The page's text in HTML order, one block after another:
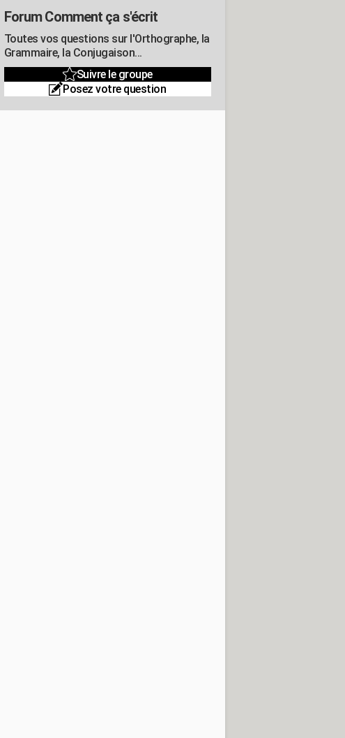
Forum Comment ça s'écrit
Toutes vos questions sur l'Orthographe, la
Grammaire, la Conjugaison...
Suivre le groupe
Posez votre question